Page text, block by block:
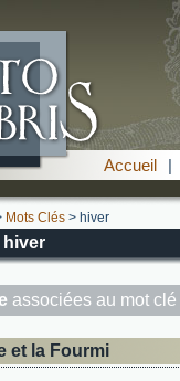
Accueil |
Mots Clés > hiver
hiver
associées au mot clé
et la Fourmi